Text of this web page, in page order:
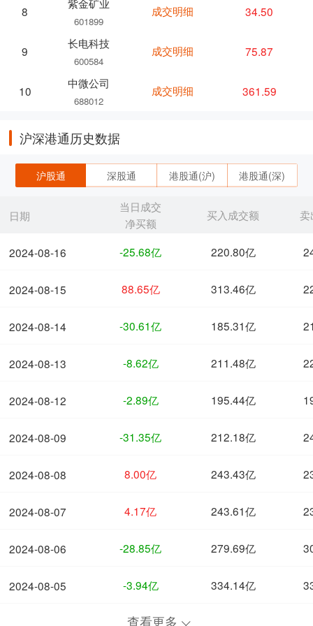
8
601899
9
长电科技
600584
10
中微公司
688012
成交明细 34.50
成交明细 75.87
成交明细 361.59
沪深港通历史数据
沪股通 深股通 港股通(沪) 港股通(深)
日期
2024-08-16
2024-08-15
2024-08-14
2024-08-13
2024-08-12
2024-08-09
2024-08-08
2024-08-07
2024-08-06
2024-08-05
当日成交
净买额
买入成交额 卖
-25.68亿 220.80亿
88.65亿 313.46亿
-30.61亿 185.31亿
-8.62亿 211.48亿
-2.89亿 195.44亿
-31.35亿 212.18亿
8.00亿 243.43亿
4.17亿 243.61亿
-28.85亿 279.69亿
-3.94亿 334.14亿
查看更多